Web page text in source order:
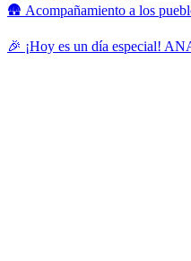
🛖 Acompañamiento a los
🎉 ¡Hoy es un día especial!